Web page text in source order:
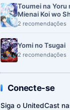
Toumei na Yoru
Mienai Koi wo
2 recomendações
Yomi no Tsugai
2 recomendações
Conecte-se
Siga o UnitedCast